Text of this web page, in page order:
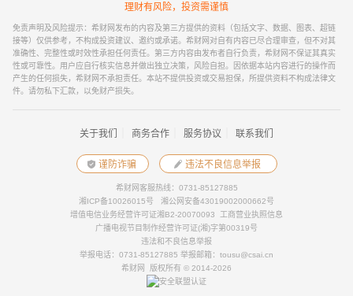
理财有风险，投资需谨慎
免责声明及风险提示：希财网发布的内容及第三方提供的资料（包括文字、数据、图表、超链
接等）仅供参考，不构成投资建议、邀约或承诺。希财网对自有内容已尽合理审查，但不对其
准确性、完整性或时效性承担任何责任。第三方内容由发布者自行负责，希财网不保证其真实
性或可靠性。用户应自行核实信息并做出独立决策，风险自担。因依据本站内容进行的操作而
产生的任何损失，希财网不承担责任。本站不提供投资或交易担保，所提供资料不构成法律文
件。请勿私下汇款，以免财产损失。
关于我们 商务合作 服务协议 联系我们
谨防诈骗 违法不良信息举报
希财网客服热线：0731-85127885
湘ICP备10026015号
湘公网安备43019002000662号
增值电信业务经营许可证湘B2-20070093
工商营业执照信息
广播电视节目制作经营许可证(湘)字第00319号
违法和不良信息举报
举报电话：0731-85127885 举报邮箱：tousu@csai.cn
希财网 版权所有 © 2014-2026